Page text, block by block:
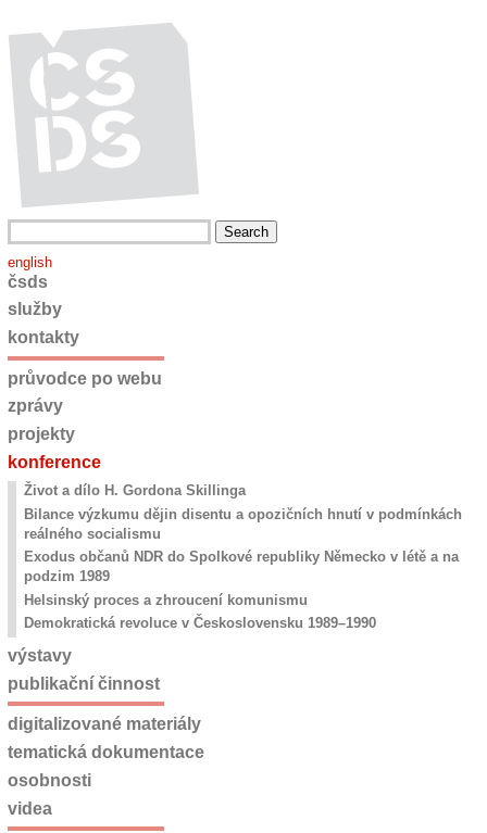
english
čsds
služby
kontakty
průvodce po webu
zprávy
projekty
konference
Život a dílo H. Gordona Skillinga
Bilance výzkumu dějin disentu a opozičních hnutí v podmínkách
reálného socialismu
Exodus občanů NDR do Spolkové republiky Německo v létě a na
podzim 1989
Helsinský proces a zhroucení komunismu
Demokratická revoluce v Československu 1989–1990
výstavy
publikační činnost
digitalizované materiály
tematická dokumentace
osobnosti
videa